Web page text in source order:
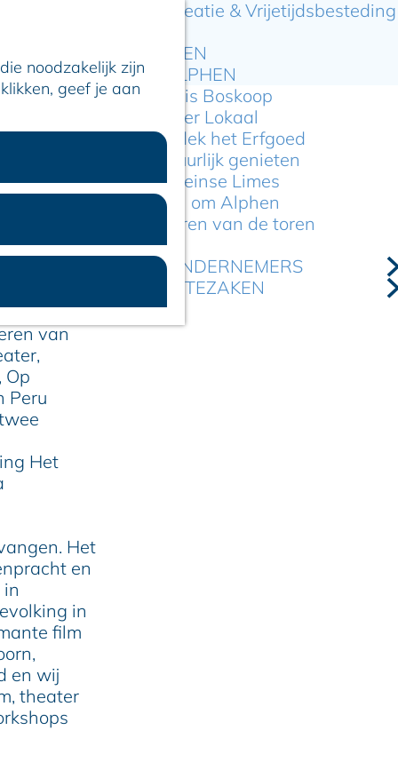
noodzakelijk zijn
geef je aan
Recreatie & Vrijetijdsbesteding
ARTIKELEN
OVER ALPHEN
Hier is Boskoop
Lekker Lokaal
Ontdek het Erfgoed
Natuurlijk genieten
Romeinse Limes
In en om Alphen
Kleuren van de toren
VOOR ONDERNEMERS
GEMEENTEZAKEN
IN
van
Op
Peru
Het
Het
en
in
film
en wij
theater